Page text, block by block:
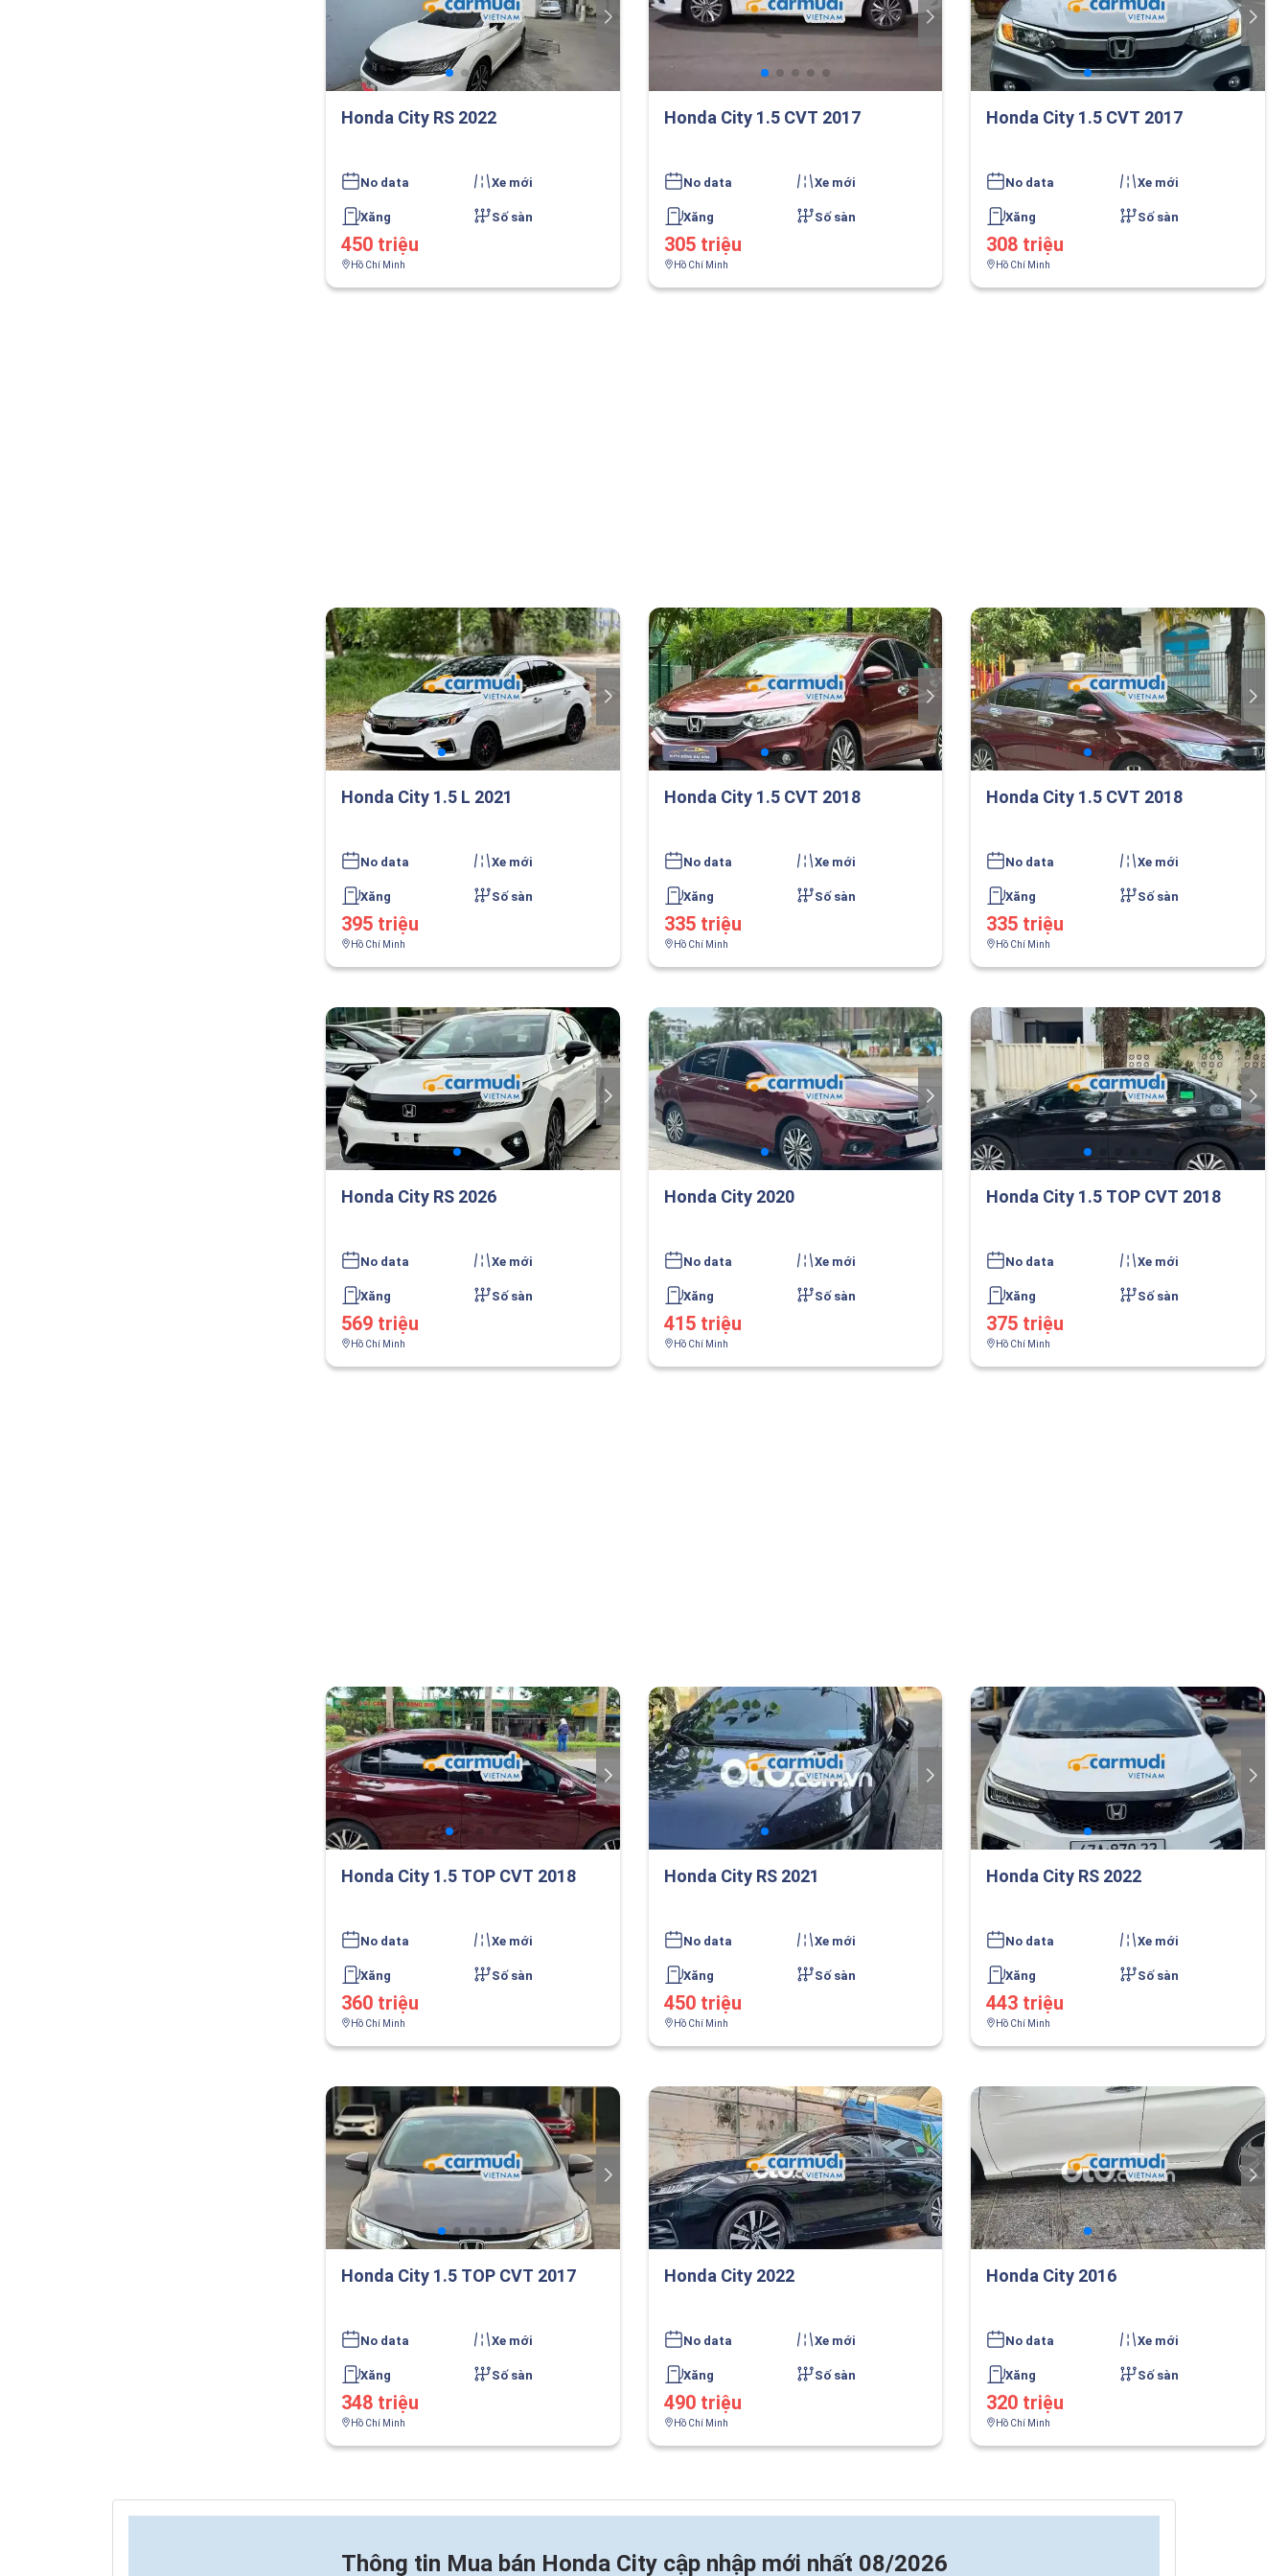
Honda City RS 2022
No data Xe mới
Xăng Số sàn
450 triệu
Hồ Chí Minh
Honda City 1.5 CVT 2017
No data Xe mới
Xăng Số sàn
305 triệu
Hồ Chí Minh
Honda City 1.5 CVT 2017
No data Xe mới
Xăng Số sàn
308 triệu
Hồ Chí Minh
Honda City 1.5 L 2021
No data Xe mới
Xăng Số sàn
395 triệu
Hồ Chí Minh
Honda City 1.5 CVT 2018
No data Xe mới
Xăng Số sàn
335 triệu
Hồ Chí Minh
Honda City 1.5 CVT 2018
No data Xe mới
Xăng Số sàn
335 triệu
Hồ Chí Minh
Honda City RS 2026
No data Xe mới
Xăng Số sàn
569 triệu
Hồ Chí Minh
Honda City 2020
No data Xe mới
Xăng Số sàn
415 triệu
Hồ Chí Minh
Honda City 1.5 TOP CVT 2018
No data Xe mới
Xăng Số sàn
375 triệu
Hồ Chí Minh
Honda City 1.5 TOP CVT 2018
No data Xe mới
Xăng Số sàn
360 triệu
Hồ Chí Minh
Honda City RS 2021
No data Xe mới
Xăng Số sàn
450 triệu
Hồ Chí Minh
Honda City RS 2022
No data Xe mới
Xăng Số sàn
443 triệu
Hồ Chí Minh
Honda City 1.5 TOP CVT 2017
No data Xe mới
Xăng Số sàn
348 triệu
Hồ Chí Minh
Honda City 2022
No data Xe mới
Xăng Số sàn
490 triệu
Hồ Chí Minh
Honda City 2016
No data Xe mới
Xăng Số sàn
320 triệu
Hồ Chí Minh
Thông tin Mua bán Honda City cập nhập mới nhất 08/2026